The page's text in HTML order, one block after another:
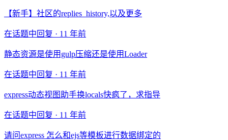
【新手】社区的replies_history,以及更多
在话题中回复 · 11 年前
静态资源是使用gulp压缩还是使用Loader
在话题中回复 · 11 年前
express动态视图助手换locals快疯了，求指导
在话题中回复 · 11 年前
请问express 怎么和ejs等模板进行数据绑定的